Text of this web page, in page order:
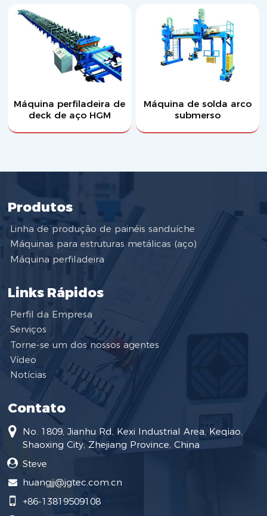
Máquina perfiladeira de
deck de aço HGM
Máquina de solda arco
submerso
Produtos
Linha de produção de painéis sanduíche
Máquinas para estruturas metálicas (aço)
Máquina perfiladeira
Links Rápidos
Perfil da Empresa
Serviços
Torne-se um dos nossos agentes
Vídeo
Notícias
Contato
No. 1809, Jianhu Rd, Kexi Industrial Area, Keqiao,
Shaoxing City, Zhejiang Province, China
Steve
huangjj@jgtec.com.cn
+86-13819509108